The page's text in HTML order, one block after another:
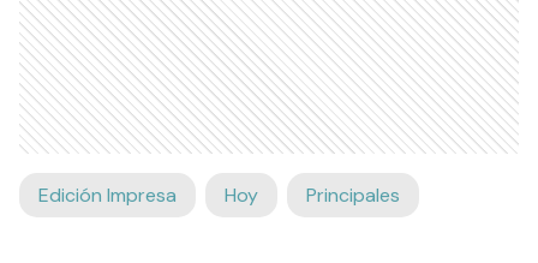
Edición Impresa Hoy Principales